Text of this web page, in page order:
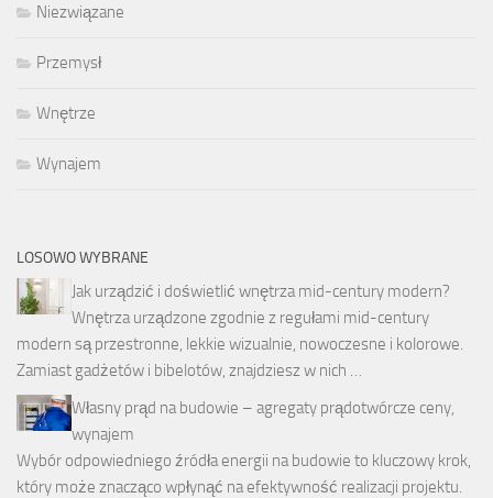
Niezwiązane
Przemysł
Wnętrze
Wynajem
LOSOWO WYBRANE
Jak urządzić i doświetlić wnętrza mid-century modern?
Wnętrza urządzone zgodnie z regułami mid-century
modern są przestronne, lekkie wizualnie, nowoczesne i kolorowe.
Zamiast gadżetów i bibelotów, znajdziesz w nich …
Własny prąd na budowie – agregaty prądotwórcze ceny,
wynajem
Wybór odpowiedniego źródła energii na budowie to kluczowy krok,
który może znacząco wpłynąć na efektywność realizacji projektu.